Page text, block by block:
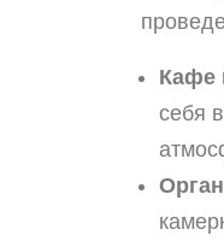
Кафе
себя